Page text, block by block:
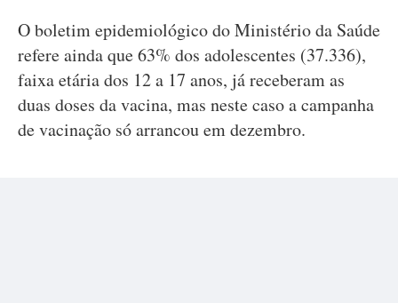
O boletim epidemiológico do Ministério da Saúde
refere ainda que 63% dos adolescentes (37.336),
faixa etária dos 12 a 17 anos, já receberam as
duas doses da vacina, mas neste caso a campanha
de vacinação só arrancou em dezembro.